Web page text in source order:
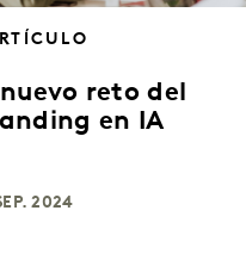
reto del
en IA
2024